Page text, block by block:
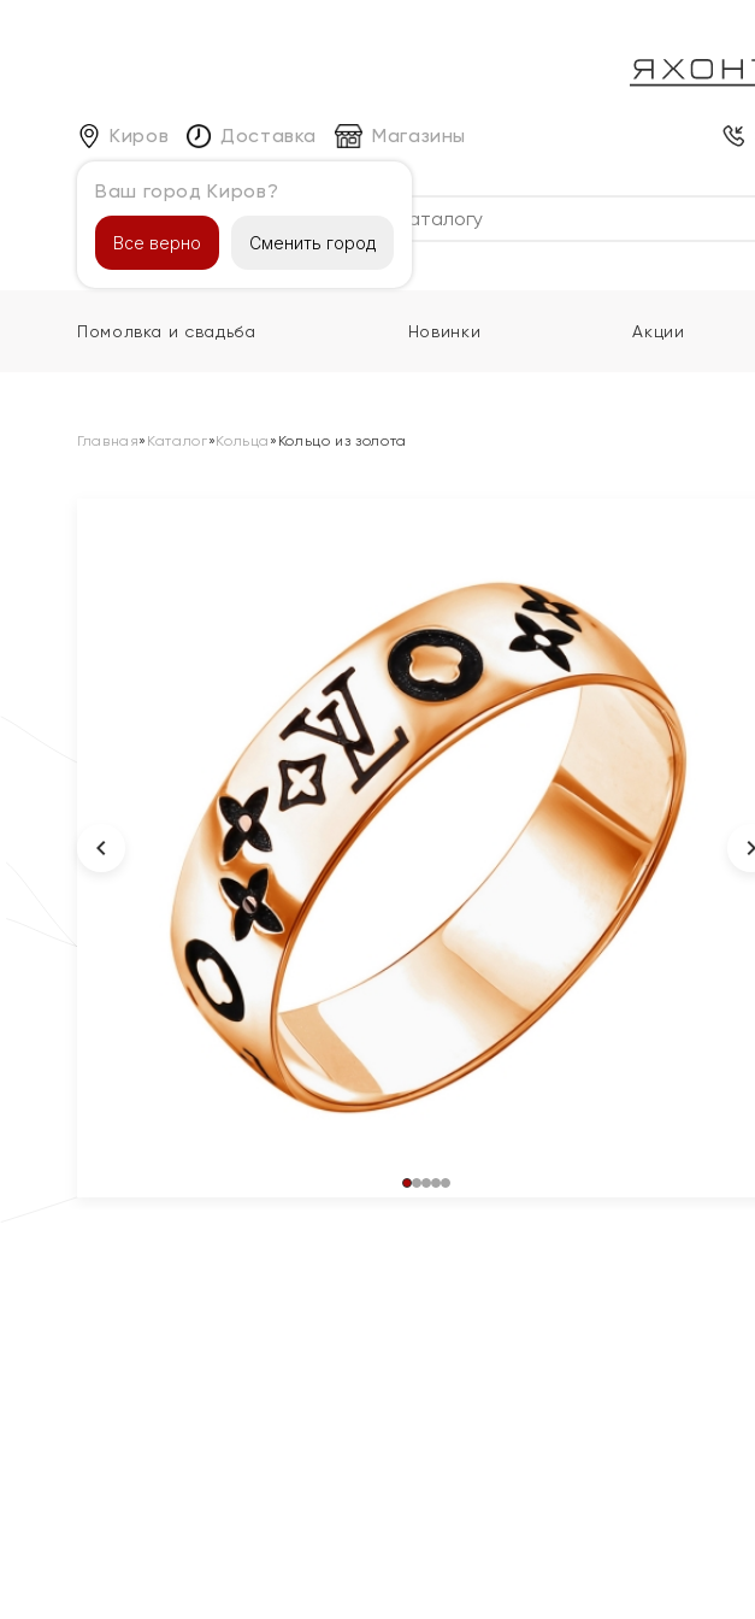
Киров
Ваш город Киров?
Все верно Сменить город
Доставка Магазины
Каталог
Помолвка и свадьба Новинки Акции
Главная» Каталог»Кольца » Кольцо из золота